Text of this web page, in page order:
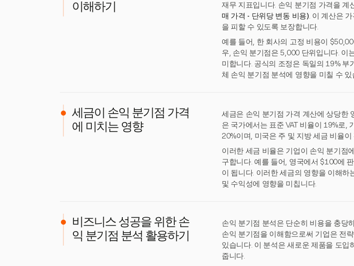
이해하기
재무 지표입니다. 손익 분기점 가격을
매 가격 - 단위당 변동 비용). 이 계산은
을 피할 수 있도록 보장합니다.
예를 들어, 한 회사의 고정 비용이
우, 손익 분기점은 5,000 단위입니다. 이
미합니다. 공식의 조정은 독일의 19% 부
체 손익 분기점 분석에 영향을 미칠 수 있
세금이 손익 분기점 가격
에 미치는 영향
세금은 손익 분기점 가격 계산에 상당한
은 국가에서는 표준 VAT 비율이 19%로,
20%이며, 미국은 주 및 지방 세금 비율이
이러한 세금 비율은 기업이 손익 분기점
구합니다. 예를 들어, 영국에서 $100에
이 됩니다. 이러한 세금의 영향을 이해
및 수익성에 영향을 미칩니다.
비즈니스 성공을 위한 손
익 분기점 분석 활용하기
손익 분기점 분석은 단순히 비용을 충당
손익 분기점을 이해함으로써 기업은 전
있습니다. 이 분석은 새로운 제품을 도
줍니다.